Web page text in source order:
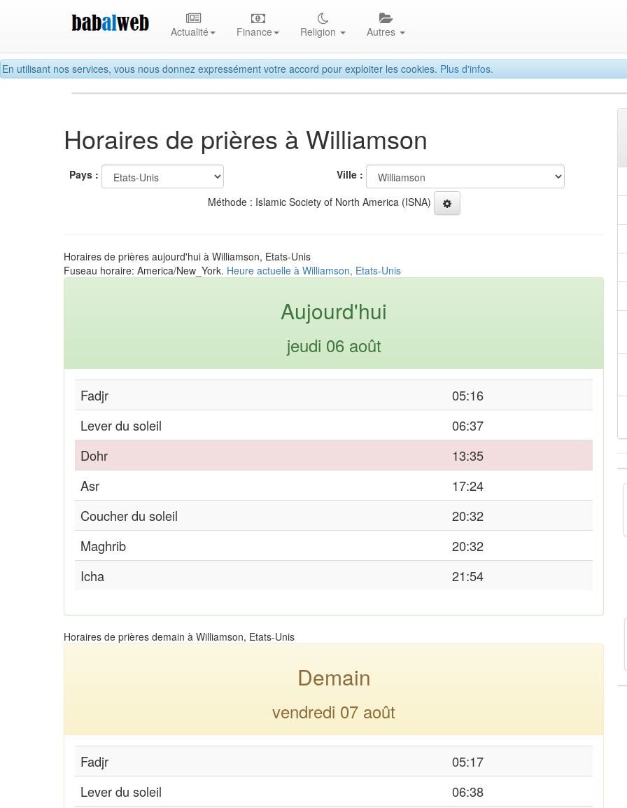
En utilisant nos services, vous nous donnez expressément votre accord pour exploiter les cookies. Plus d'infos.
Actualité Finance Religion Autres
Horaires de prières à Williamson
Pays :
Ville :
Méthode : Islamic Society of North America (ISNA)
Horaires de prières aujourd'hui à Williamson, Etats-Unis
Fuseau horaire: America/New_York. Heure actuelle à Williamson, Etats-Unis
Aujourd'hui
jeudi 06 août
Fadjr
05:16
Lever du soleil
06:37
Dohr
13:35
Asr
17:24
Coucher du soleil
20:32
Maghrib
20:32
Icha
21:54
Horaires de prières demain à Williamson, Etats-Unis
Demain
vendredi 07 août
Fadjr
05:17
Lever du soleil
06:38